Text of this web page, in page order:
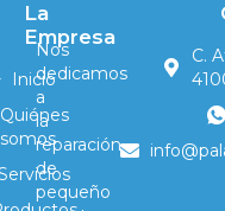
Nos
dedicamos
a
la
reparación
de
pequeño
La
Empresa
Inicio
Quiénes
somos
C.